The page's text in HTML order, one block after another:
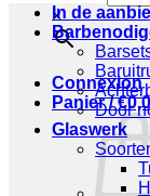
×
Connexion
Panier /€
In de
Door
Glaswerk